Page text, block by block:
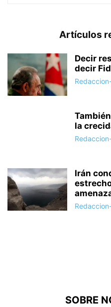
Artículos
Decir
decir
la
Irán
SOBRE